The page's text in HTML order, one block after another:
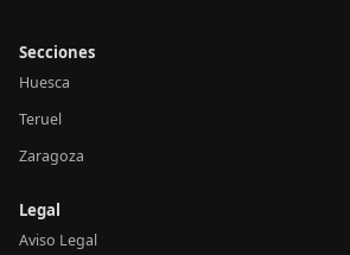
Secciones
Huesca
Teruel
Zaragoza
Legal
Aviso Legal